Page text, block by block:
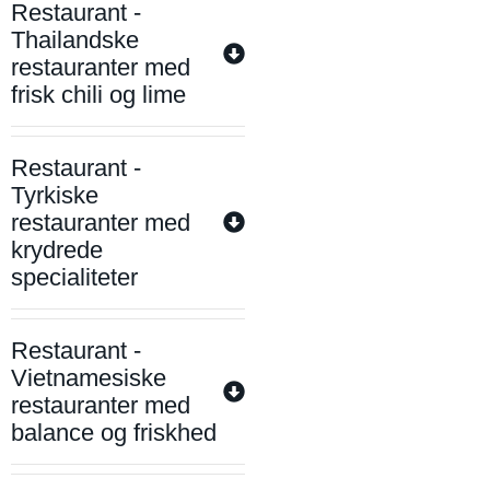
Restaurant -
Thailandske
restauranter med
frisk chili og lime
Restaurant -
Tyrkiske
restauranter med
krydrede
specialiteter
Restaurant -
Vietnamesiske
restauranter med
balance og friskhed